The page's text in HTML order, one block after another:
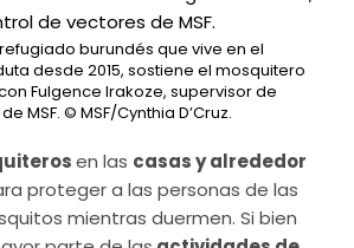
burundés que vive en el
desde 2015, sostiene el mosquitero
Fulgence Irakoze, supervisor de
MSF. © MSF/Cynthia D’Cruz.
en las casas y alrededor
proteger a las personas de las
mientras duermen. Si bien